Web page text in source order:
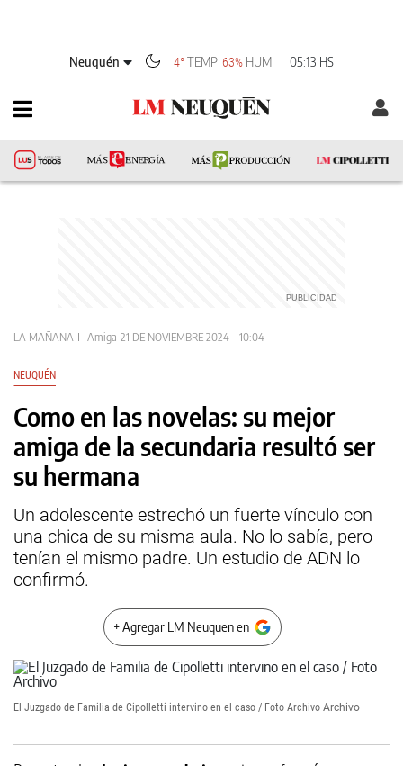
Neuquén 4° TEMP 63% HUM 05:13 HS
LA MAÑANA Amiga 21 DE NOVIEMBRE 2024 - 10:04
NEUQUÉN
Como en las novelas: su mejor
amiga de la secundaria resultó ser
su hermana
Un adolescente estrechó un fuerte vínculo con
una chica de su misma aula. No lo sabía, pero
tenían el mismo padre. Un estudio de ADN lo
confirmó.
+ Agregar LM Neuquen en
El Juzgado de Familia de Cipolletti intervino en el caso / Foto Archivo Archivo